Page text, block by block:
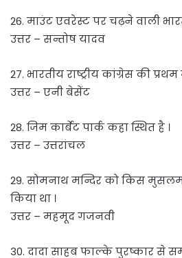
26. माउंट एवरेस्ट पर चढ़ने वाली
उत्तर – सन्तोष यादव
27. भारतीय राष्ट्रीय कांग्रेस की
उत्तर – एनी बेसेंट
28. जिम कार्बेट पार्क कहा स्थित है ।
उत्तर – उत्तरांचल
29. सोमनाथ मन्दिर को किस
किया था ।
उत्तर – महमूद गजनवी
30. दादा साहब फाल्के पुरष्कार से